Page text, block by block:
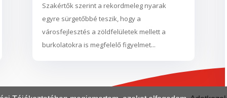
Szakértők szerint a rekordmeleg nyarak
egyre sürgetőbbé teszik, hogy a
városfejlesztés a zöldfelületek mellett a
burkolatokra is megfelelő figyelmet...